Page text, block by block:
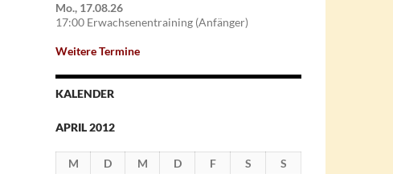
Mo., 17.08.26
17:00 Erwachsenentraining (Anfänger)
Weitere Termine
KALENDER
APRIL 2012
M D M D F S
S